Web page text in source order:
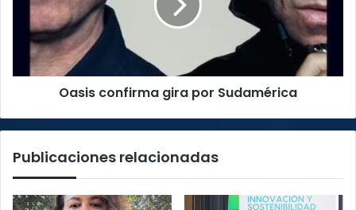
Heredia
Sudamérica
Oasis confirma gira por Sudamérica
Publicaciones relacionadas